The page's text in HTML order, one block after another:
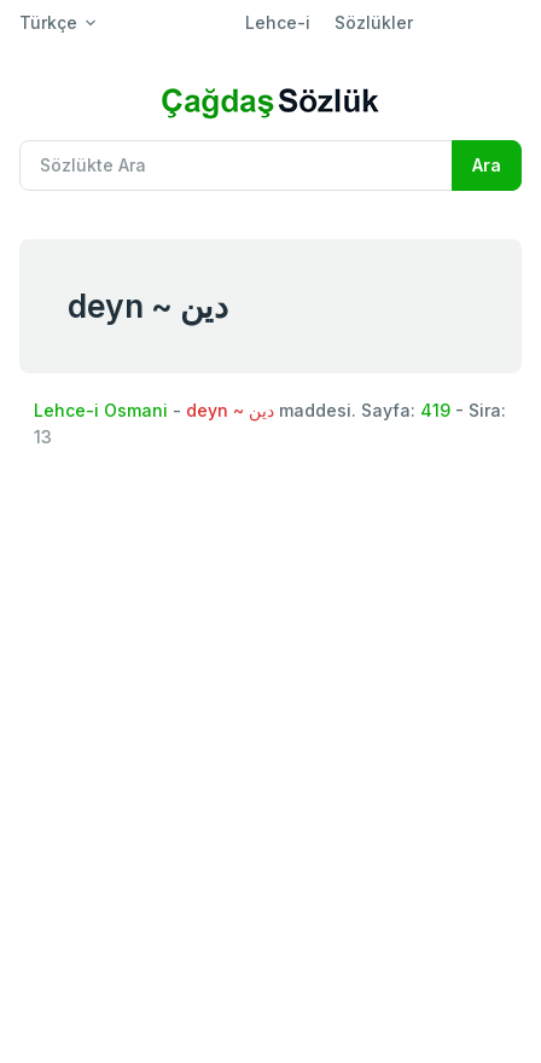
Türkçe Lehce-i Sözlükler
deyn ~ دين
Lehce-i Osmani - deyn ~ دين maddesi. Sayfa: 419 - Sira:
13